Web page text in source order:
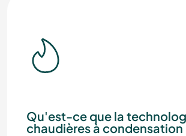
Qu'est-ce que la
chaudières à condensation